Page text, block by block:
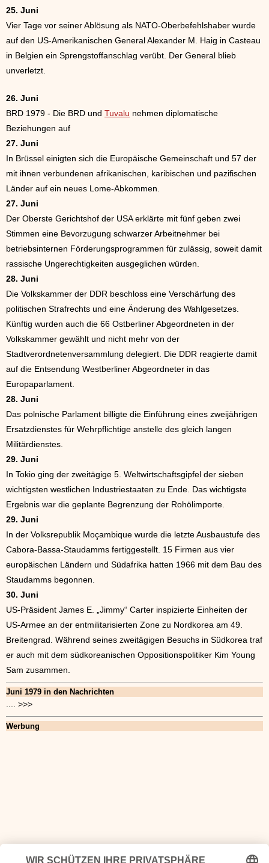
25. Juni
Vier Tage vor seiner Ablösung als NATO-Oberbefehlshaber wurde
auf den US-Amerikanischen General Alexander M. Haig in Casteau
in Belgien ein Sprengstoffanschlag verübt. Der General blieb
unverletzt.
26. Juni
BRD 1979 - Die BRD und Tuvalu nehmen diplomatische
Beziehungen auf
27. Juni
In Brüssel einigten sich die Europäische Gemeinschaft und 57 der
mit ihnen verbundenen afrikanischen, karibischen und pazifischen
Länder auf ein neues Lome-Abkommen.
27. Juni
Der Oberste Gerichtshof der USA erklärte mit fünf geben zwei
Stimmen eine Bevorzugung schwarzer Arbeitnehmer bei
betriebsinternen Förderungsprogrammen für zulässig, soweit damit
rassische Ungerechtigkeiten ausgeglichen würden.
28. Juni
Die Volkskammer der DDR beschloss eine Verschärfung des
politischen Strafrechts und eine Änderung des Wahlgesetzes.
Künftig wurden auch die 66 Ostberliner Abgeordneten in der
Volkskammer gewählt und nicht mehr von der
Stadtverordnetenversammlung delegiert. Die DDR reagierte damit
auf die Entsendung Westberliner Abgeordneter in das
Europaparlament.
28. Juni
Das polnische Parlament billigte die Einführung eines zweijährigen
Ersatzdienstes für Wehrpflichtige anstelle des gleich langen
Militärdienstes.
29. Juni
In Tokio ging der zweitägige 5. Weltwirtschaftsgipfel der sieben
wichtigsten westlichen Industriestaaten zu Ende. Das wichtigste
Ergebnis war die geplante Begrenzung der Rohölimporte.
29. Juni
In der Volksrepublik Moçambique wurde die letzte Ausbaustufe des
Cabora-Bassa-Staudamms fertiggestellt. 15 Firmen aus vier
europäischen Ländern und Südafrika hatten 1966 mit dem Bau des
Staudamms begonnen.
30. Juni
US-Präsident James E. „Jimmy“ Carter inspizierte Einheiten der
US-Armee an der entmilitarisierten Zone zu Nordkorea am 49.
Breitengrad. Während seines zweitägigen Besuchs in Südkorea traf
er auch mit dem südkoreanischen Oppositionspolitiker Kim Young
Sam zusammen.
Juni 1979 in den Nachrichten
.... >>>
Werbung